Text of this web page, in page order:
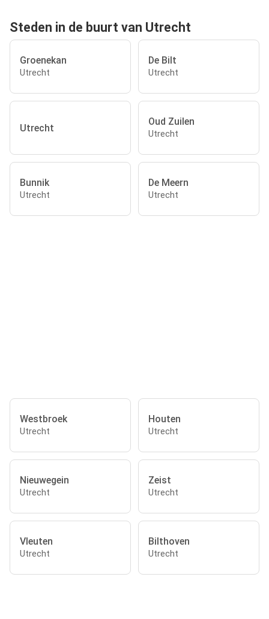
Steden in de buurt van Utrecht
Groenekan
Utrecht
De Bilt
Utrecht
Utrecht
Oud Zuilen
Utrecht
Bunnik
Utrecht
De Meern
Utrecht
Westbroek
Utrecht
Houten
Utrecht
Nieuwegein
Utrecht
Zeist
Utrecht
Vleuten
Utrecht
Bilthoven
Utrecht